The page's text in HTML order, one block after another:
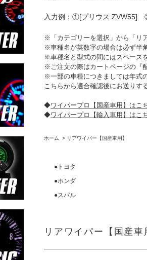
入力例：①[プリウス ZVW55]
※「カテゴリーを選択」から「リ
※車種名が英数字の場合は必ず半
※車種名と型式の間にはスペース
※ご注文の際はカートページの『
※一部の車種につきましては年式
こちらから適合確認後にお送りす
◆ワイパープロ【国産車用】はこ
◆ワイパープロ【輸入車用】はこ
ホーム > リアワイパー【国産車用】
●トヨタ
●ホンダ
●スバル
リアワイパー【国産車